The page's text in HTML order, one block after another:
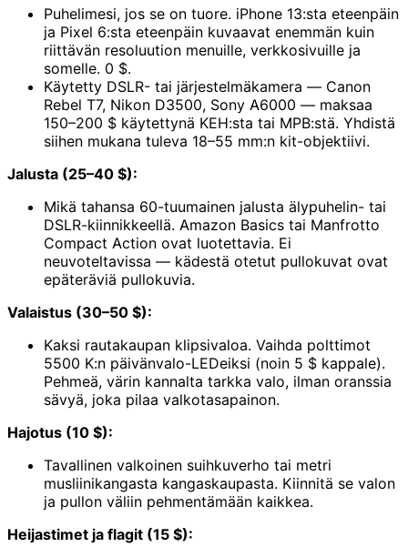
Puhelimesi, jos se on tuore. iPhone 13:sta eteenpäin
ja Pixel 6:sta eteenpäin kuvaavat enemmän kuin
riittävän resoluution menuille, verkkosivuille ja
somelle. 0 $.
Käytetty DSLR- tai järjestelmäkamera — Canon
Rebel T7, Nikon D3500, Sony A6000 — maksaa
150–200 $ käytettynä KEH:sta tai MPB:stä. Yhdistä
siihen mukana tuleva 18–55 mm:n kit-objektiivi.
Jalusta (25–40 $):
Mikä tahansa 60-tuumainen jalusta älypuhelin- tai
DSLR-kiinnikkeellä. Amazon Basics tai Manfrotto
Compact Action ovat luotettavia. Ei
neuvoteltavissa — kädestä otetut pullokuvat ovat
epäteräviä pullokuvia.
Valaistus (30–50 $):
Kaksi rautakaupan klipsivaloa. Vaihda polttimot
5500 K:n päivänvalo-LEDeiksi (noin 5 $ kappale).
Pehmeä, värin kannalta tarkka valo, ilman oranssia
sävyä, joka pilaa valkotasapainon.
Hajotus (10 $):
Tavallinen valkoinen suihkuverho tai metri
musliinikangasta kangaskaupasta. Kiinnitä se valon
ja pullon väliin pehmentämään kaikkea.
Heijastimet ja flagit (15 $):